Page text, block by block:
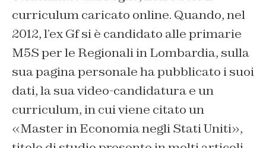
curriculum caricato online. Quando, nel
2012, l’ex Gf si è candidato alle primarie
M5S per le Regionali in Lombardia, sulla
sua pagina personale ha pubblicato i suoi
dati, la sua video-candidatura e un
curriculum, in cui viene citato un
«Master in Economia negli Stati Uniti»,